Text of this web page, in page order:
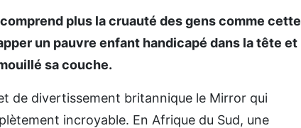
plus la cruauté des gens comme cette
un pauvre enfant handicapé dans la tête et
sa couche.
de divertissement britannique le Mirror qui
incroyable. En Afrique du Sud, une